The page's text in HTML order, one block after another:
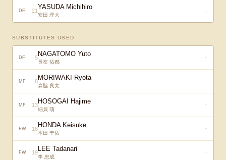
DF 21YASUDA Michihiro
安田 理大
↓
SUBSTITUTES USED
DF 5NAGATOMO Yuto
長友 佑都
↑
MF 8MORIWAKI Ryota
森脇 良太
↑
MF 13HOSOGAI Hajime
細貝 萌
↑
FW 18HONDA Keisuke
本田 圭佑
↑
FW 19LEE Tadanari
李 忠成
↑